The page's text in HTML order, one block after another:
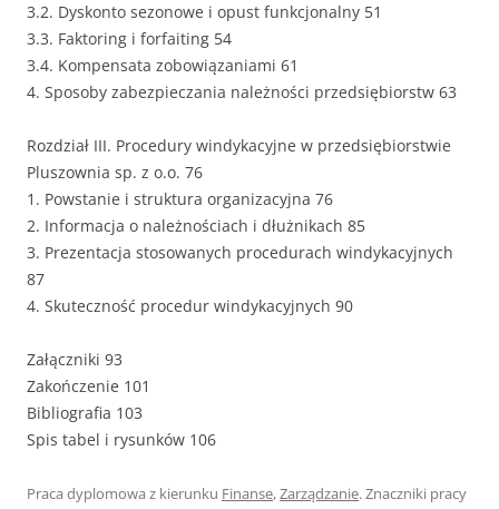
3.2. Dyskonto sezonowe i opust funkcjonalny 51
3.3. Faktoring i forfaiting 54
3.4. Kompensata zobowiązaniami 61
4. Sposoby zabezpieczania należności przedsiębiorstw 63
Rozdział III. Procedury windykacyjne w przedsiębiorstwie
Pluszownia sp. z o.o. 76
1. Powstanie i struktura organizacyjna 76
2. Informacja o należnościach i dłużnikach 85
3. Prezentacja stosowanych procedurach windykacyjnych
87
4. Skuteczność procedur windykacyjnych 90
Załączniki 93
Zakończenie 101
Bibliografia 103
Spis tabel i rysunków 106
Praca dyplomowa z kierunku Finanse,Zarządzanie. Znaczniki pracy